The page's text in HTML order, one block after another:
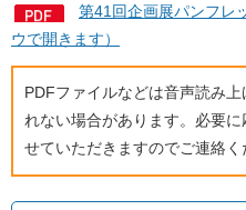
第41回企画展パンフレ
ウで開きます）
PDFファイルなどは音声読み
れない場合があります。必要
せていただきますのでご連絡く